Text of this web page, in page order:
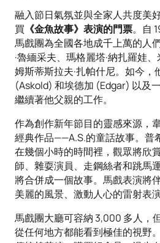
融入節日氣氛並與全家人共度美
買 《金魚故事》表演的門票。自
馬戲團為全國各地成千上萬的人
·魯緬采夫、瑪格麗塔·納扎羅娃
姆斯蒂斯拉夫·扎帕什尼。如今，
(Askold) 和埃德加 (Edgar) 以及
繼續著他父親的工作。
作為創作新年節目的靈感來源，
經典作品——A.S.的童話故事。普
在幾個小時的時間裡，觀眾將欣
師、雜耍演員、走鋼絲者和跳馬
將合併成一個故事。馬戲表演將
美麗的風景、激動人心的雷射表
馬戲團大廳可容納 3,000 多人，
從任何地方都能看到極佳的視野